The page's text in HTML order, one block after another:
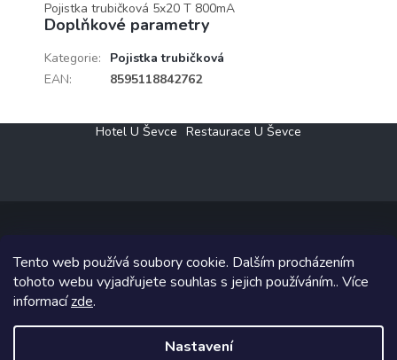
Tento web používá soubory cookie. Dalším procházením
tohoto webu vyjadřujete souhlas s jejich používáním.. Více
informacízde.
Nastavení
Pojistka trubičková 5x20 T 800mA
Doplňkové parametry
Kategorie:
Pojistka trubičková
EAN: 8595118842762
Hotel U Ševce Restaurace U Ševce
Copyright 2026Elektro Klesný s.r.o.. Všechna práva vyhrazena.
Grafický návrh vytvořil a na Shoptet implementoval
Shoptetak.cz.